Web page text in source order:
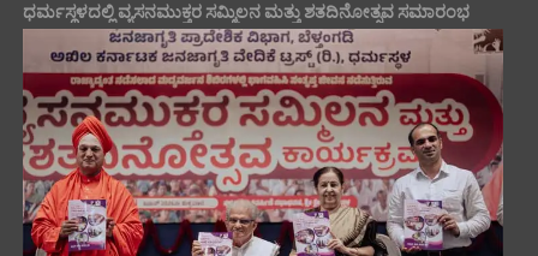
ಧರ್ಮಸ್ಥಳದಲ್ಲಿ ವ್ಯಸನಮುಕ್ತರ ಸಮ್ಮಿಲನ ಮತ್ತು ಶತದಿನೋತ್ಸವ ಸಮಾರಂಭ